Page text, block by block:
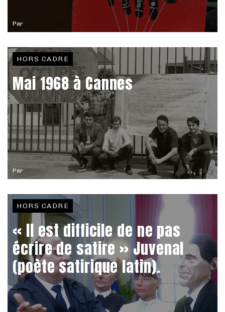
Par
Par
HORS CADRE
Mai 1968 à Cannes
HORS CADRE
« Il est difficile de ne pas
écrire de satire » Juvenal
(poète satirique latin).